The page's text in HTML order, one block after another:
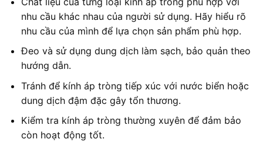
nhu cầu khác nhau của người sử dụng. Hãy hiểu rõ
nhu cầu của mình để lựa chọn sản phẩm phù hợp.
Đeo và sử dụng dung dịch làm sạch, bảo quản theo
hướng dẫn.
Tránh để kính áp tròng tiếp xúc với nước biển hoặc
dung dịch đậm đặc gây tổn thương.
Kiểm tra kính áp tròng thường xuyên để đảm bảo
còn hoạt động tốt.